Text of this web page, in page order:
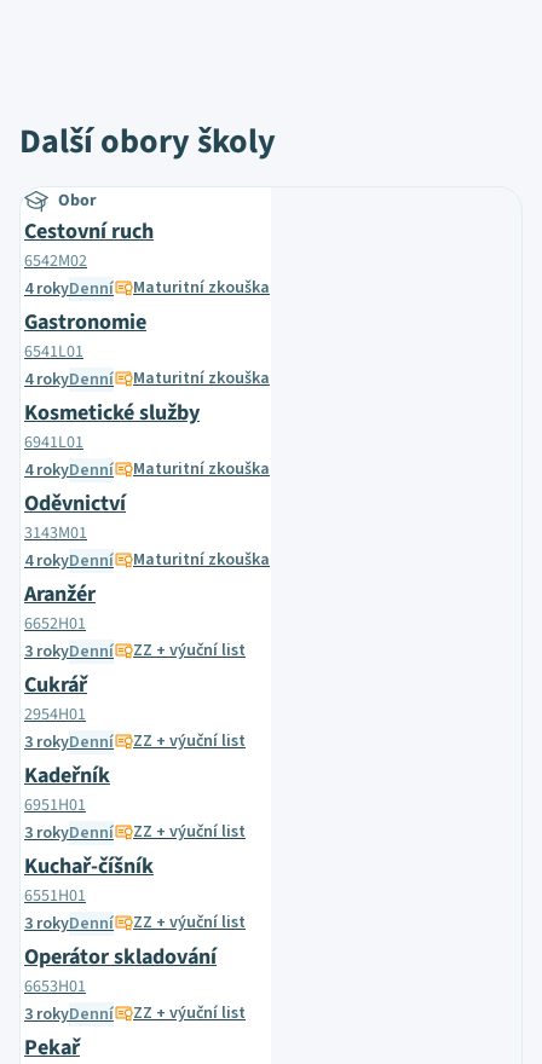
Další obory školy
Obor
Cestovní ruch
6542M02
4 rokyDenní Maturitní zkouška
Gastronomie
6541L01
4 rokyDenní Maturitní zkouška
Kosmetické služby
6941L01
4 rokyDenní Maturitní zkouška
Oděvnictví
3143M01
4 rokyDenní Maturitní zkouška
Aranžér
6652H01
3 rokyDenní ZZ + výuční list
Cukrář
2954H01
3 rokyDenní ZZ + výuční list
Kadeřník
6951H01
3 rokyDenní ZZ + výuční list
Kuchař-číšník
6551H01
3 rokyDenní ZZ + výuční list
Operátor skladování
6653H01
3 rokyDenní ZZ + výuční list
Pekař